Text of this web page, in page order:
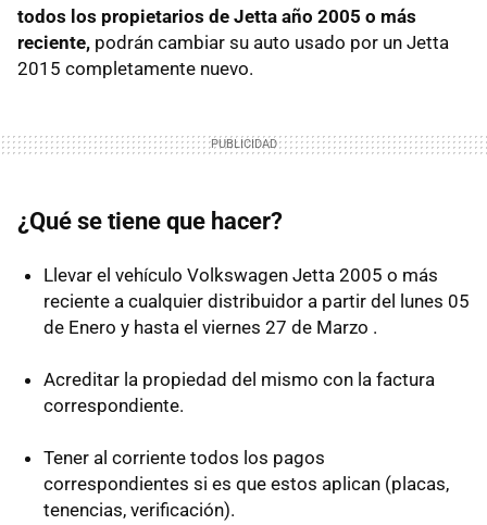
todos los propietarios de Jetta año 2005 o más
reciente, podrán cambiar su auto usado por un Jetta
2015 completamente nuevo.
¿Qué se tiene que hacer?
Llevar el vehículo Volkswagen Jetta 2005 o más
reciente a cualquier distribuidor a partir del lunes 05
de Enero y hasta el viernes 27 de Marzo .
Acreditar la propiedad del mismo con la factura
correspondiente.
Tener al corriente todos los pagos
correspondientes si es que estos aplican (placas,
tenencias, verificación).